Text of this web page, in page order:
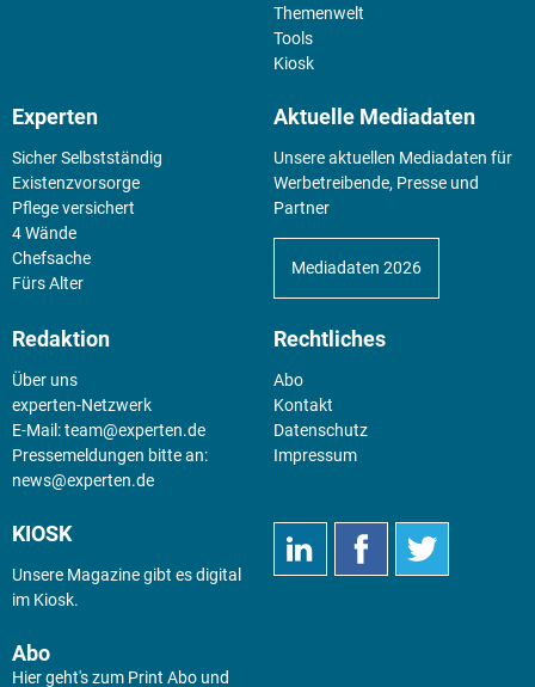
Themenwelt
Tools
Kiosk
Experten
Sicher Selbstständig
Existenz­vorsorge
Pflege versichert
4 Wände
Chefsache
Fürs Alter
Aktuelle Mediadaten
Unsere aktuellen Mediadaten für
Werbetreibende, Presse und
Partner
Mediadaten 2026
Redaktion
Über uns
experten-Netzwerk
E-Mail:team@experten.de
Pressemeldungen bitte an:
news@experten.de
Rechtliches
Abo
Kontakt
Datenschutz
Impressum
KIOSK
Unsere Magazine gibt es digital
im Kiosk.
Abo
Hier geht's zum Print Abo und